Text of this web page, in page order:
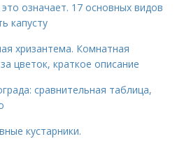
означает. 17 основных видов
капусту
хризантема. Комнатная
цветок, краткое описание
сравнительная таблица,
кустарники.